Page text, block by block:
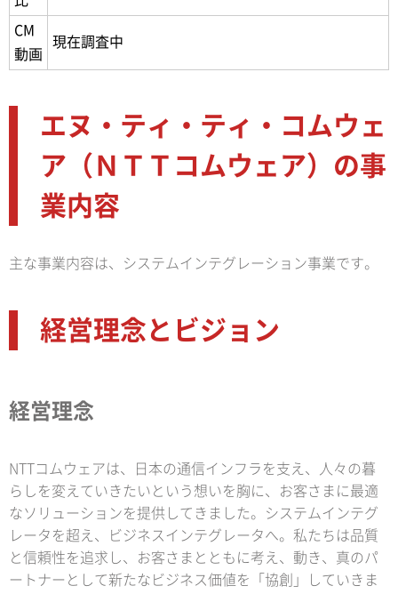
CM
動画
現在調査中
エヌ・ティ・ティ・コムウェ
ア（ＮＴＴコムウェア）の事
業内容
主な事業内容は、システムインテグレーション事業です。
経営理念とビジョン
経営理念
NTTコムウェアは、日本の通信インフラを支え、人々の暮
らしを変えていきたいという想いを胸に、お客さまに最適
なソリューションを提供してきました。システムインテグ
レータを超え、ビジネスインテグレータへ。私たちは品質
と信頼性を追求し、お客さまとともに考え、動き、真のパ
ートナーとして新たなビジネス価値を「協創」していきま